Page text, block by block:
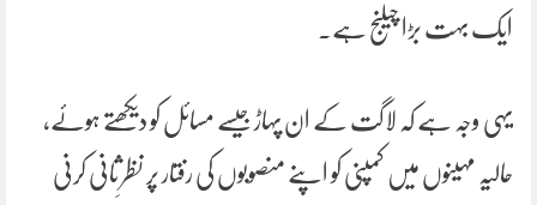
ایک بہت بڑا چیلنج ہے۔
یہی وجہ ہے کہ لاگت کے ان پہاڑ جیسے مسائل کو دیکھتے ہوئے،
حالیہ مہینوں میں کمپنی کو اپنے منصوبوں کی رفتار پر نظرِ ثانی کرنی